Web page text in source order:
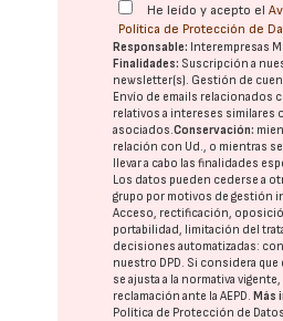
He leído y acepto el
Política de Protección de
Responsable: Interempresas
Finalidades: Suscripción a
newsletter(s). Gestión de
Envío de emails relacionados
relativos a intereses similares o
asociados.Conservación:
relación con Ud., o mientras
llevar a cabo las finalidades
Los datos pueden cederse a
grupo por motivos de gestión
Acceso, rectificación,
portabilidad, limitación del
decisiones automatizadas:
nuestro DPD. Si considera
se ajusta a la normativa
reclamación ante laAEPD.Más
Política de Protección de Datos